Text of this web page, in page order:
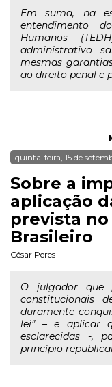
Em suma, na
entendimento
Humanos
administrativo
mesmas
ao direito penal e
quinta-feira, 15 de
Sobre a
aplicação
prevista
Brasileiro
César Peres
O julgador que
constitucionais
duramente
lei” – e aplicar
esclarecidas -,
princípio